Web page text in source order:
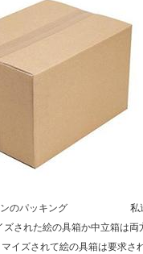
のパッキング 私達の
された絵の具箱か中立箱は両
されて絵の具箱は要求され